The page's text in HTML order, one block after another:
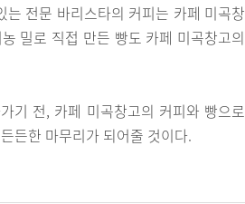
전문 바리스타의 커피는 카페 미곡창
밀로 직접 만든 빵도 카페 미곡창고의
기 전, 카페 미곡창고의 커피와 빵으로
든한 마무리가 되어줄 것이다.